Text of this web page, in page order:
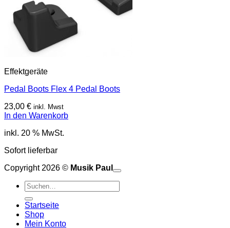
Effektgeräte
Pedal Boots Flex 4 Pedal Boots
23,00 € inkl. Mwst
In den Warenkorb
inkl. 20 % MwSt.
Sofort lieferbar
Copyright 2026 © Musik Paul
Suchen
nach:
Startseite
Shop
Mein Konto